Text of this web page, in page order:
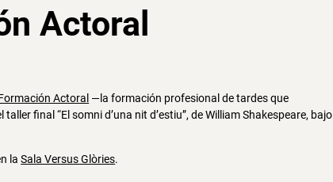
Actoral
Actoral —la formación profesional de tardes que
final “El somni d’una nit d’estiu”, de William Shakespeare, bajo
laSala Versus Glòries.